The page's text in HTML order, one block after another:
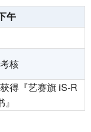
午
核
得『艺赛旗 iS-R